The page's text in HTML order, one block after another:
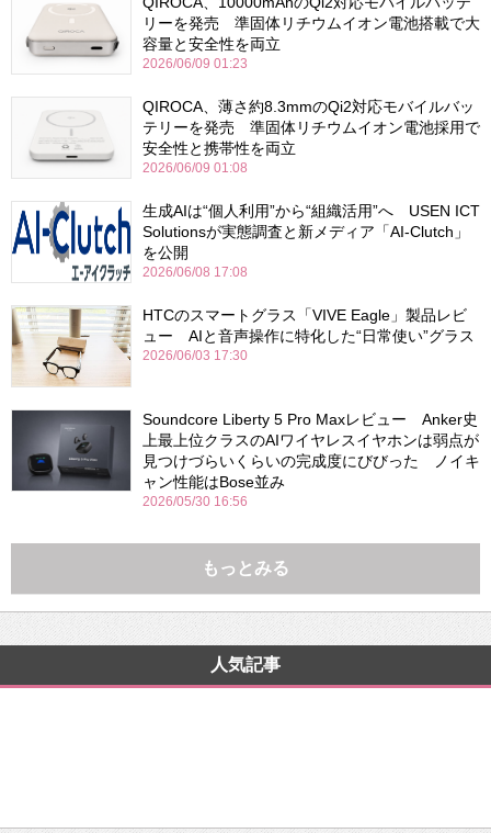
リーを発売 準固体リチウムイオン電池搭載で大
容量と安全性を両立
2026/06/09 01:23
QIROCA、薄さ約8.3mmのQi2対応モバイルバッ
テリーを発売 準固体リチウムイオン電池採用で
安全性と携帯性を両立
2026/06/09 01:08
生成AIは“個人利用”から“組織活用”へ USEN ICT
Solutionsが実態調査と新メディア「AI-Clutch」
を公開
2026/06/08 17:08
HTCのスマートグラス「VIVE Eagle」製品レビ
ュー AIと音声操作に特化した“日常使い”グラス
2026/06/03 17:30
Soundcore Liberty 5 Pro Maxレビュー Anker史
上最上位クラスのAIワイヤレスイヤホンは弱点が
見つけづらいくらいの完成度にびびった ノイキ
ャン性能はBose並み
2026/05/30 16:56
もっとみる
人気記事